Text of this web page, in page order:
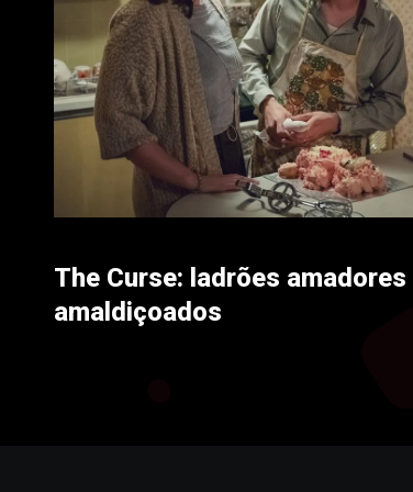
The Curse: ladrões amadores
amaldiçoados